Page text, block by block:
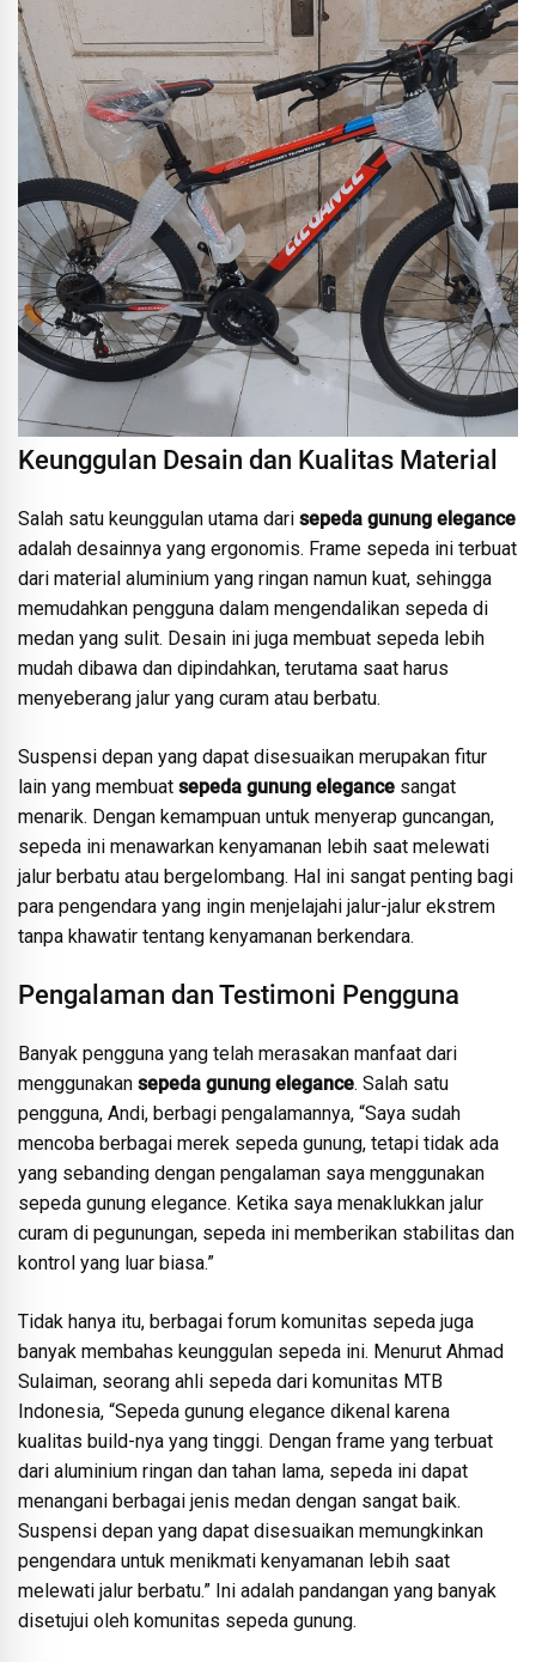
Keunggulan Desain dan Kualitas Material
Salah satu keunggulan utama dari sepeda gunung elegance
adalah desainnya yang ergonomis. Frame sepeda ini terbuat
dari material aluminium yang ringan namun kuat, sehingga
memudahkan pengguna dalam mengendalikan sepeda di
medan yang sulit. Desain ini juga membuat sepeda lebih
mudah dibawa dan dipindahkan, terutama saat harus
menyeberang jalur yang curam atau berbatu.
Suspensi depan yang dapat disesuaikan merupakan fitur
lain yang membuat sepeda gunung elegance sangat
menarik. Dengan kemampuan untuk menyerap guncangan,
sepeda ini menawarkan kenyamanan lebih saat melewati
jalur berbatu atau bergelombang. Hal ini sangat penting bagi
para pengendara yang ingin menjelajahi jalur-jalur ekstrem
tanpa khawatir tentang kenyamanan berkendara.
Pengalaman dan Testimoni Pengguna
Banyak pengguna yang telah merasakan manfaat dari
menggunakan sepeda gunung elegance. Salah satu
pengguna, Andi, berbagi pengalamannya, “Saya sudah
mencoba berbagai merek sepeda gunung, tetapi tidak ada
yang sebanding dengan pengalaman saya menggunakan
sepeda gunung elegance. Ketika saya menaklukkan jalur
curam di pegunungan, sepeda ini memberikan stabilitas dan
kontrol yang luar biasa.”
Tidak hanya itu, berbagai forum komunitas sepeda juga
banyak membahas keunggulan sepeda ini. Menurut Ahmad
Sulaiman, seorang ahli sepeda dari komunitas MTB
Indonesia, “Sepeda gunung elegance dikenal karena
kualitas build-nya yang tinggi. Dengan frame yang terbuat
dari aluminium ringan dan tahan lama, sepeda ini dapat
menangani berbagai jenis medan dengan sangat baik.
Suspensi depan yang dapat disesuaikan memungkinkan
pengendara untuk menikmati kenyamanan lebih saat
melewati jalur berbatu.” Ini adalah pandangan yang banyak
disetujui oleh komunitas sepeda gunung.